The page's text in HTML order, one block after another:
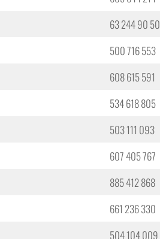
63 244 90 50
500 716 553
608 615 591
534 618 805
503 111 093
607 405 767
885 412 868
661 236 330
504 104 009